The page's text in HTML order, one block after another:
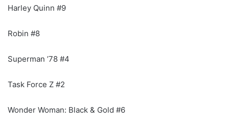
Harley Quinn #9
Robin #8
Superman ’78 #4
Task Force Z #2
Wonder Woman: Black & Gold #6